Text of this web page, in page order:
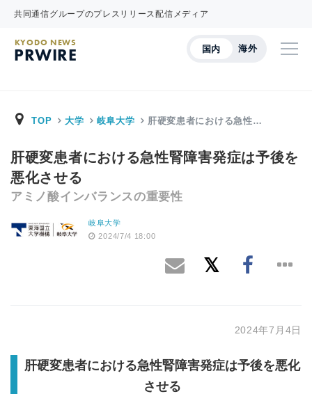
共同通信グループのプレスリリース配信メディア
国内 海外
KYODO NEWS
PRWIRE
TOP 大学 岐阜大学 肝硬変患者における急性…
肝硬変患者における急性腎障害発症は予後を
悪化させる
アミノ酸インバランスの重要性
岐阜大学
2024/7/4 18:00
2024年7月4日
肝硬変患者における急性腎障害発症は予後を悪化
させる